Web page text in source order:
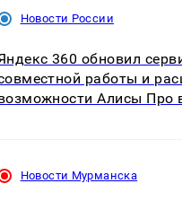
России
что купить?
Новости России
360 обновил
работы и
Алисы Про
Новости Мурманска